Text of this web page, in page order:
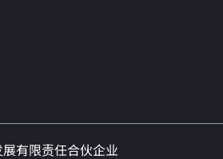
有限责任合伙企业